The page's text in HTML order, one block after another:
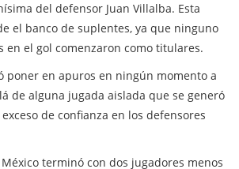
del defensor Juan Villalba. Esta
el banco de suplentes, ya que ninguno
en el gol comenzaron como titulares.
poner en apuros en ningún momento a
de alguna jugada aislada que se generó
de confianza en los defensores
terminó con dos jugadores menos